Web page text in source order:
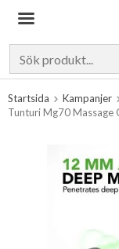
Startsida Kampanjer
Tunturi Mg70 Massage